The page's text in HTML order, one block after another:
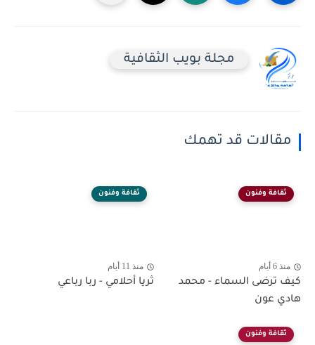
مجلة بويب الثقافية
مقالات قد تهمك
ثقافة وفنون
منذ 6 أيام
كيف ترضى السماء - محمد
هادي عون
ثقافة وفنون
منذ 11 أيام
ثريا أحلامي - ربا رباعي
ثقافة وفنون